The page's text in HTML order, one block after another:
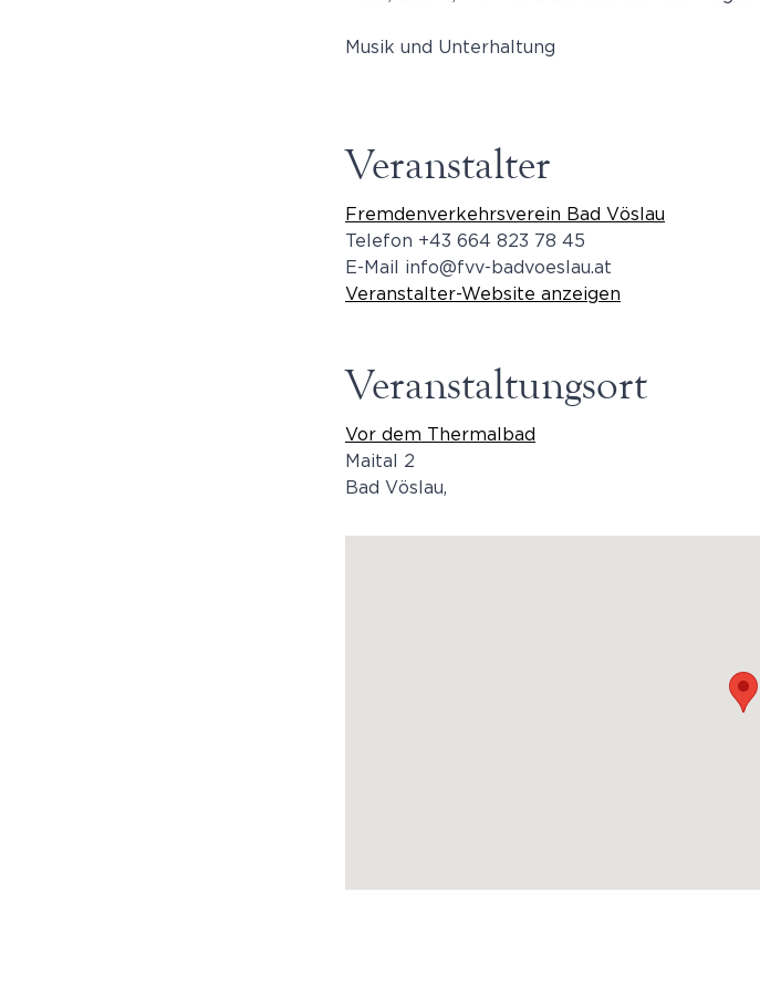
Musik und Unterhaltung
Veranstalter
Fremdenverkehrsverein Bad Vöslau
Telefon +43 664 823 78 45
E-Mail info@fvv-badvoeslau.at
Veranstalter-Website anzeigen
Veranstaltungsort
Vor dem Thermalbad
Maital 2
Bad Vöslau,